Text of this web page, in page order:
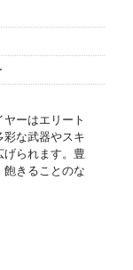
ーはエリート
な武器やスキ
げられます。豊
きることのな